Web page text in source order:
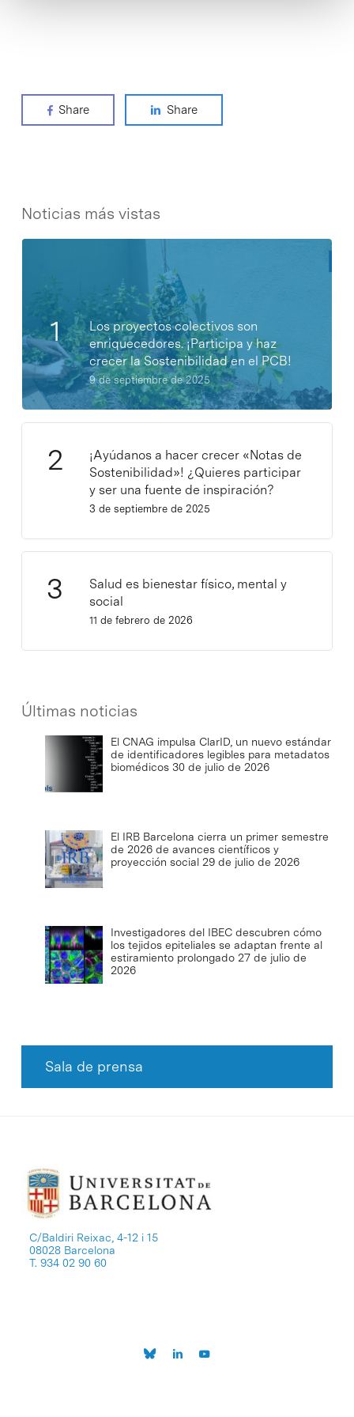
Share Share
Noticias más vistas
Los proyectos colectivos son
enriquecedores. ¡Participa y haz
crecer la Sostenibilidad en el PCB!
9 de septiembre de 2025
¡Ayúdanos a hacer crecer «Notas de
Sostenibilidad»! ¿Quieres participar
y ser una fuente de inspiración?
3 de septiembre de 2025
Salud es bienestar físico, mental y
social
11 de febrero de 2026
Últimas noticias
El CNAG impulsa ClarID, un nuevo estándar
de identificadores legibles para metadatos
biomédicos 30 de julio de 2026
El IRB Barcelona cierra un primer semestre
de 2026 de avances científicos y
proyección social 29 de julio de 2026
Investigadores del IBEC descubren cómo
los tejidos epiteliales se adaptan frente al
estiramiento prolongado 27 de julio de
2026
Sala de prensa
C/Baldiri Reixac, 4-12 i 15
08028 Barcelona
T. 934 02 90 60